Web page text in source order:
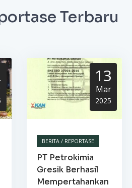
Terbaru
13
Mar
2025
BERITA / REPORTASE
PT Petrokimia
Gresik Berhasil
Mempertahankan